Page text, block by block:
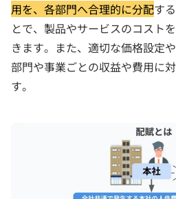
用を、各部門へ合理的に分配す
とで、製品やサービスのコスト
きます。また、適切な価格設定
部門や事業ごとの収益や費用に
す。